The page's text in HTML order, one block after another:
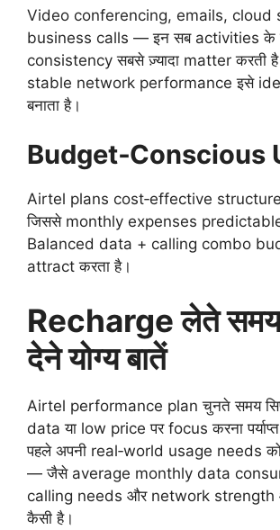
Video conferencing, emails, cloud
business calls — इन सब activities के
consistency सबसे ज़्यादा matter करती
stable network performance इसे
बनाता है।
Budget‑Conscious
Airtel plans cost‑effective
जिससे monthly expenses
Balanced data + calling combo
attract करता है।
Recharge लेते समय
देने योग्य बातें
Airtel performance plan चुनते समय
data या low price पर focus करना
पहले अपनी real‑world usage needs
— जैसे average monthly data
calling needs और network
कैसी है।